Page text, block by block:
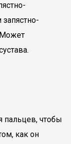
Может
пальцев, чтобы
как он